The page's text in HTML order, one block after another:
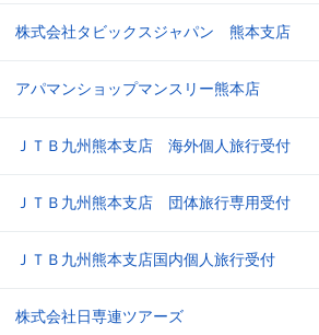
株式会社タビックスジャパン 熊本支店
アパマンショップマンスリー熊本店
ＪＴＢ九州熊本支店 海外個人旅行受付
ＪＴＢ九州熊本支店 団体旅行専用受付
ＪＴＢ九州熊本支店国内個人旅行受付
株式会社日専連ツアーズ